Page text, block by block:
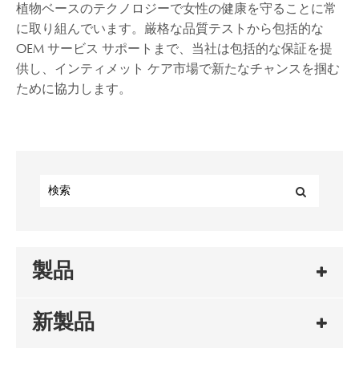
植物ベースのテクノロジーで女性の健康を守ることに常
に取り組んでいます。厳格な品質テストから包括的な
OEM サービス サポートまで、当社は包括的な保証を提
供し、インティメット ケア市場で新たなチャンスを掴む
ために協力します。
製品
新製品